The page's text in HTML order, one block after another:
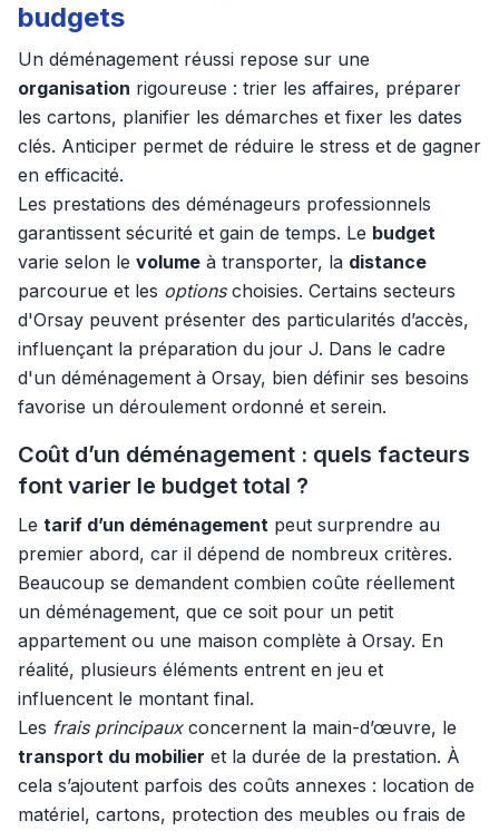
budgets
Un déménagement réussi repose sur une
organisation rigoureuse : trier les affaires, préparer
les cartons, planifier les démarches et fixer les dates
clés. Anticiper permet de réduire le stress et de gagner
en efficacité.
Les prestations des déménageurs professionnels
garantissent sécurité et gain de temps. Le budget
varie selon le volume à transporter, la distance
parcourue et les optionschoisies. Certains secteurs
d'Orsay peuvent présenter des particularités d’accès,
influençant la préparation du jour J. Dans le cadre
d'un déménagement à Orsay, bien définir ses besoins
favorise un déroulement ordonné et serein.
Coût d’un déménagement : quels facteurs
font varier le budget total ?
Le tarif d’un déménagement peut surprendre au
premier abord, car il dépend de nombreux critères.
Beaucoup se demandent combien coûte réellement
un déménagement, que ce soit pour un petit
appartement ou une maison complète à Orsay. En
réalité, plusieurs éléments entrent en jeu et
influencent le montant final.
Les frais principauxconcernent la main-d’œuvre, le
transport du mobilier et la durée de la prestation. À
cela s’ajoutent parfois des coûts annexes : location de
matériel, cartons, protection des meubles ou frais de